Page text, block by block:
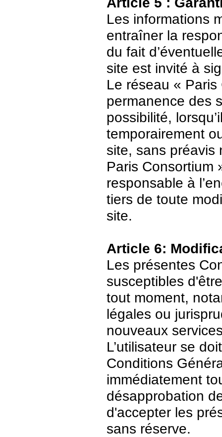
Les informations
entraîner la
du fait
site est invité à
Le réseau «
permanence des
possibilité,
temporairement
site, sans préavis
Paris Consortium
responsable à
tiers de toute
site.
Article 6:
Les présentes
susceptibles
tout moment,
légales ou
nouveaux
L’utilisateur se
Conditions
immédiatement
désapprobation
d'accepter les
sans réserve.